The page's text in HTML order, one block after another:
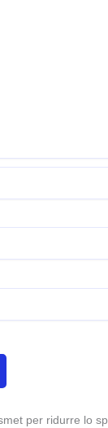
per ridurre lo